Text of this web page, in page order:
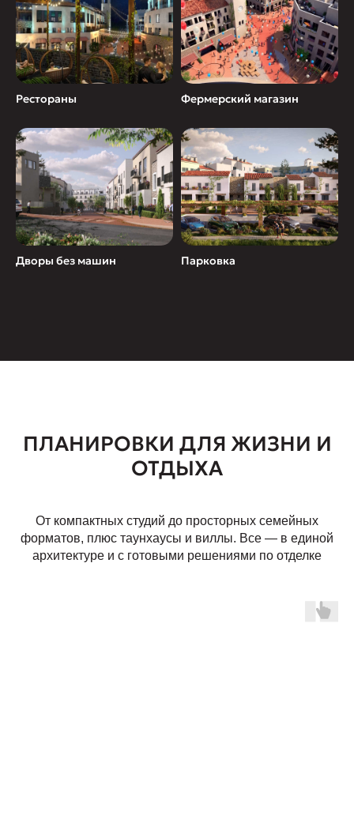
Рестораны Фермерский магазин
Дворы без машин Парковка
ПЛАНИРОВКИ ДЛЯ ЖИЗНИ И
ОТДЫХА
От компактных студий до просторных семейных
форматов, плюс таунхаусы и виллы. Все — в единой
архитектуре и с готовыми решениями по отделке